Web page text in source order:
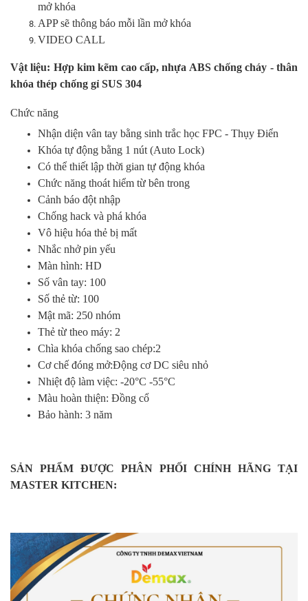
mở khóa
APP sẽ thông báo mỗi lần mở khóa
VIDEO CALL
Vật liệu: Hợp kim kẽm cao cấp, nhựa ABS chống cháy - thân
khóa thép chống gỉ SUS 304
Chức năng
Nhận diện vân tay bằng sinh trắc học FPC - Thụy Điển
Khóa tự động bằng 1 nút (Auto Lock)
Có thể thiết lập thời gian tự động khóa
Chức năng thoát hiểm từ bên trong
Cảnh báo đột nhập
Chống hack và phá khóa
Vô hiệu hóa thẻ bị mất
Nhắc nhở pin yếu
Màn hình: HD
Số vân tay: 100
Số thẻ từ: 100
Mật mã: 250 nhóm
Thẻ từ theo máy: 2
Chìa khóa chống sao chép:2
Cơ chế đóng mở:Động cơ DC siêu nhỏ
Nhiệt độ làm việc: -20°C -55°C
Màu hoàn thiện: Đồng cổ
Bảo hành: 3 năm
SẢN PHẨM ĐƯỢC PHÂN PHỐI CHÍNH HÃNG TẠI
MASTER KITCHEN: